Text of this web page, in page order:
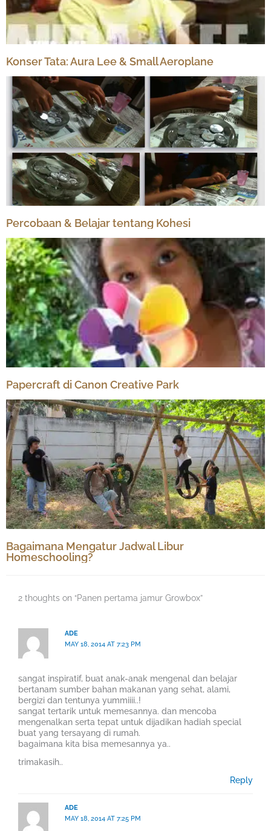
Konser Tata: Aura Lee & Small Aeroplane
Percobaan & Belajar tentang Kohesi
Papercraft di Canon Creative Park
Bagaimana Mengatur Jadwal Libur
Homeschooling?
2 thoughts on “Panen pertama jamur Growbox”
ADE
MAY 18, 2014 AT 7:23 PM
sangat inspiratif, buat anak-anak mengenal dan belajar
bertanam sumber bahan makanan yang sehat, alami,
bergizi dan tentunya yummiiii..!
sangat tertarik untuk memesannya. dan mencoba
mengenalkan serta tepat untuk dijadikan hadiah special
buat yang tersayang di rumah.
bagaimana kita bisa memesannya ya..
trimakasih..
Reply
ADE
MAY 18, 2014 AT 7:25 PM